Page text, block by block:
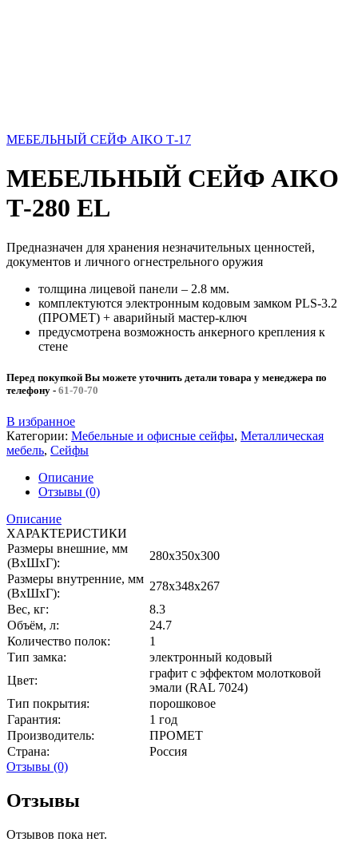
МЕБЕЛЬНЫЙ СЕЙФ AIKO Т-17
МЕБЕЛЬНЫЙ СЕЙФ AIKO
Т-280 EL
Предназначен для хранения незначительных ценностей,
документов и личного огнестрельного оружия
толщина лицевой панели – 2.8 мм.
комплектуются электронным кодовым замком PLS-3.2
(ПРОМЕТ) + аварийный мастер-ключ
предусмотрена возможность анкерного крепления к
стене
Перед покупкой Вы можете уточнить детали товара у менеджера по
телефону - 61-70-70
В избранное
Категории: Мебельные и офисные сейфы, Металлическая
мебель, Сейфы
Описание
Отзывы (0)
Описание
ХАРАКТЕРИСТИКИ
Размеры внешние, мм
(ВхШхГ):
280x350x300
Размеры внутренние, мм
(ВхШхГ):
278x348x267
Вес, кг:
8.3
Объём, л:
24.7
Количество полок:
1
Тип замка:
электронный кодовый
Цвет:
графит с эффектом молотковой
эмали (RAL 7024)
Тип покрытия:
порошковое
Гарантия:
1 год
Производитель:
ПРОМЕТ
Страна:
Россия
Отзывы (0)
Отзывы
Отзывов пока нет.